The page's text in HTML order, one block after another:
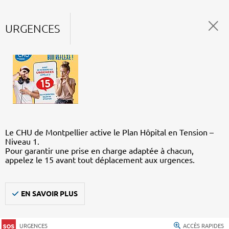
URGENCES
Le CHU de Montpellier active le Plan Hôpital en Tension –
Niveau 1.
Pour garantir une prise en charge adaptée à chacun,
appelez le 15 avant tout déplacement aux urgences.
EN SAVOIR PLUS
URGENCES ACCÈS RAPIDES